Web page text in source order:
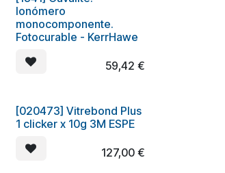
Ionómero
monocomponente.
Fotocurable - KerrHawe
59,42 €
[020473] Vitrebond Plus
1 clicker x 10g 3M ESPE
127,00€